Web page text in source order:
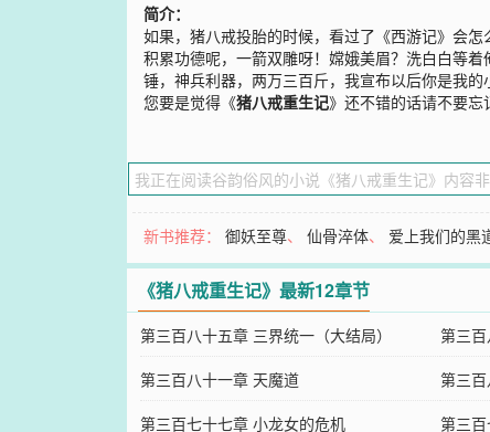
简介：
如果，猪八戒投胎的时候，看过了《西游记》会
积累功德呢，一箭双雕呀！嫦娥美眉？洗白白等
锤，神兵利器，两万三百斤，我宣布以后你是我的
您要是觉得《猪八戒重生记》还不错的话请不要忘
新书推荐：御妖至尊、仙骨淬体、 爱上我们的黑
《猪八戒重生记》最新12章节
第三百八十五章 三界统一（大结局） 第三
第三百八十一章 天魔道
第三
第三百七十七章 小龙女的危机
第三